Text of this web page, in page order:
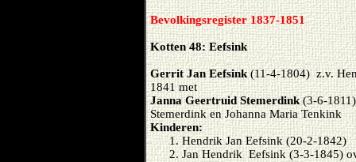
Bevolkingsregister 1837-1851
Kotten 48: Eefsink
Gerrit Jan Eefsink(11-4-1804) z.v.
1841 met
Janna Geertruid Stemerdink(3-6-1811)
Stemerdink en Johanna Maria Tenkink
Kinderen:
Hendrik Jan Eefsink (20-2-1842)
Jan Hendrik Eefsink (3-3-1845)